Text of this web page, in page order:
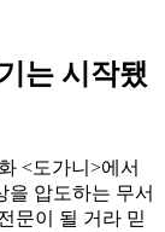
는 시작됐
<도가니>에서
을 압도하는 무서
문이 될 거라 믿